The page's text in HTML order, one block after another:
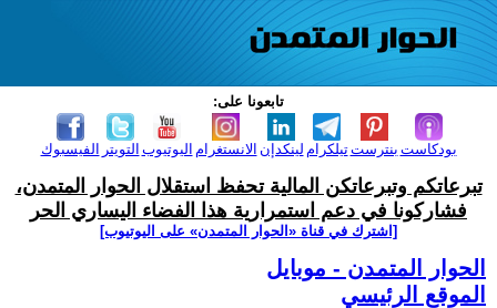
تابعونا على:
الفيسبوك التويتر اليوتيوب الانستغرام لينكدإن تيلكرامبنترست بودكاست
تبرعاتكم وتبرعاتكن المالية تحفظ استقلال الحوار المتمدن،
فشاركونا في دعم استمرارية هذا الفضاء اليساري الحر
[اشترك في قناة ‫«الحوار المتمدن» على اليوتيوب]
الحوار المتمدن - موبايل
الموقع الرئيسي